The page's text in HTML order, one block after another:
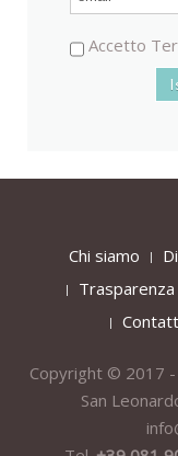
Accetto
Chi siamo
Trasparenza
Copyright © 2017
San